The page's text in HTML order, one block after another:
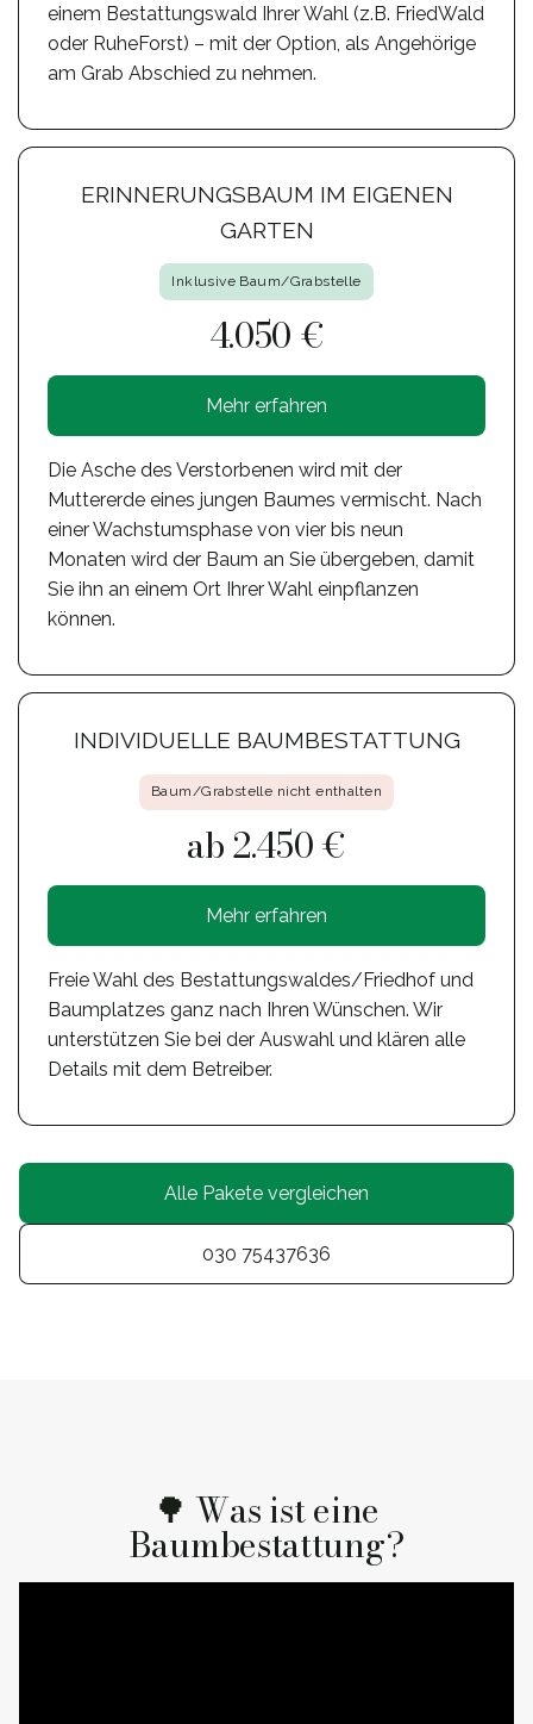
einem Bestattungswald Ihrer Wahl (z.B. FriedWald
oder RuheForst) – mit der Option, als Angehörige
am Grab Abschied zu nehmen.
ERINNERUNGSBAUM IM EIGENEN
GARTEN
Inklusive Baum/Grabstelle
4.050 €
Mehr erfahren
Die Asche des Verstorbenen wird mit der
Muttererde eines jungen Baumes vermischt. Nach
einer Wachstumsphase von vier bis neun
Monaten wird der Baum an Sie übergeben, damit
Sie ihn an einem Ort Ihrer Wahl einpflanzen
können.
INDIVIDUELLE BAUMBESTATTUNG
Baum/Grabstelle nicht enthalten
ab 2.450 €
Mehr erfahren
Freie Wahl des Bestattungswaldes/Friedhof und
Baumplatzes ganz nach Ihren Wünschen. Wir
unterstützen Sie bei der Auswahl und klären alle
Details mit dem Betreiber.
Alle Pakete vergleichen
030 75437636
🌳 Was ist eine
Baumbestattung?